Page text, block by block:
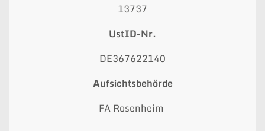
13737
UstID-Nr.
DE367622140
Aufsichtsbehörde
FA Rosenheim